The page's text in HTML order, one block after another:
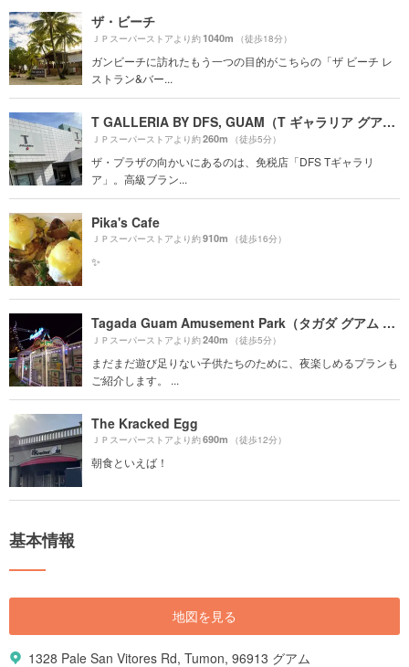
ザ・ビーチ
ＪＰスーパーストアより約1040m （徒歩18分）
ガンビーチに訪れたもう一つの目的がこちらの「ザ ビーチ レ
ストラン&バー...
T GALLERIA BY DFS, GUAM（T ギャラリア グアム by DFS）
ＪＰスーパーストアより約260m （徒歩5分）
ザ・プラザの向かいにあるのは、免税店「DFS Tギャラリ
ア」。高級ブラン...
Pika's Cafe
ＪＰスーパーストアより約910m （徒歩16分）
✨
Tagada Guam Amusement Park（タガダ グアム アミューズメント パーク）
ＪＰスーパーストアより約240m （徒歩5分）
まだまだ遊び足りない子供たちのために、夜楽しめるプランも
ご紹介します。 ...
The Kracked Egg
ＪＰスーパーストアより約690m （徒歩12分）
朝食といえば！
基本情報
地図を見る
1328 Pale San Vitores Rd, Tumon, 96913 グアム